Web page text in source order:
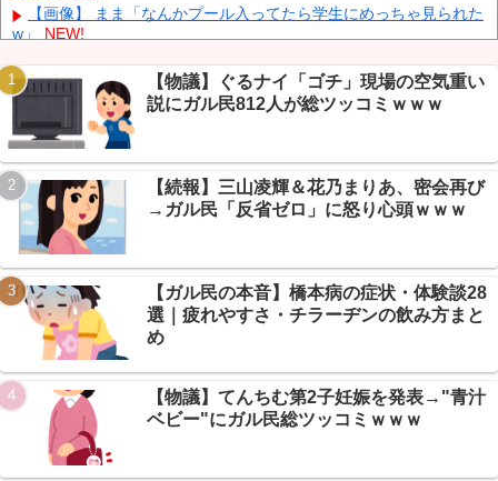
Powered by livedoor 相互RSS
【画像】 まま「なんかプール入ってたら学生にめっちゃ見られた
w」
NEW!
れただの金持ち理論」と反論ｗｗｗ
【続報】ホロライブ『ホロドリ』、まさかのセルラン1位に返り
咲き→なんG民「覇権やん」ｗｗｗ
【朗報】エッヂ民の文鳥(4ヶ月)、かわいさで完全制圧→愛鳥自慢
合戦に発展ｗｗｗ
【衝撃】モモンガどうなった…ちいかわ最新話で入れ替わり説→
ファン考察盛り上がりｗｗｗ
【衝撃】年金8ヶ月未納で手足失った男性、障害年金97万円が一
生ゼロに→スレ民「免除すれば」ｗｗｗ
Powered by livedoor 相互RSS
【物議】ぐるナイ「ゴチ」現場の空気重い
説にガル民812人が総ツッコミｗｗｗ
【続報】三山凌輝＆花乃まりあ、密会再び
→ガル民「反省ゼロ」に怒り心頭ｗｗｗ
【ガル民の本音】橋本病の症状・体験談28
選｜疲れやすさ・チラーヂンの飲み方まと
め
【物議】てんちむ第2子妊娠を発表→"青汁
ベビー"にガル民総ツッコミｗｗｗ